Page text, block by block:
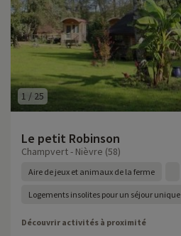
1 / 25
Le petit Robinson
Champvert - Nièvre (58)
Aire de jeux et animaux de la ferme
Logements insolites pour un séjour unique
Découvrir activités à proximité